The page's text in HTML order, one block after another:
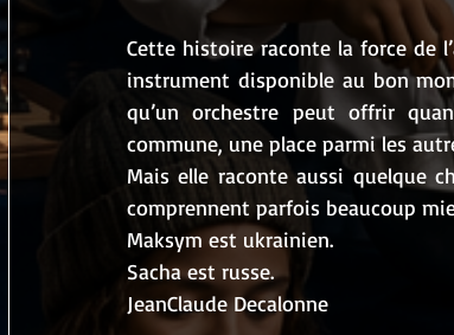
Cette histoire raconte la force de
instrument disponible au bon
qu’un orchestre peut offrir
commune, une place parmi les
Mais elle raconte aussi quelque
comprennent parfois beaucoup
Maksym est ukrainien.
Sacha est russe.
JeanClaude Decalonne